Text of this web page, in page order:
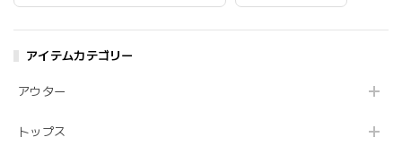
アイテムカテゴリー
アウター
トップス